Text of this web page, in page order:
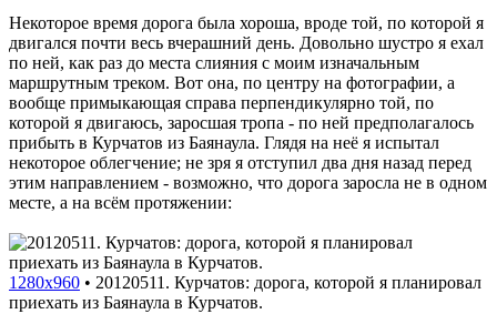
Некоторое время дорога была хороша, вроде той, по которой я
двигался почти весь вчерашний день. Довольно шустро я ехал
по ней, как раз до места слияния с моим изначальным
маршрутным треком. Вот она, по центру на фотографии, а
вообще примыкающая справа перпендикулярно той, по
которой я двигаюсь, заросшая тропа - по ней предполагалось
прибыть в Курчатов из Баянаула. Глядя на неё я испытал
некоторое облегчение; не зря я отступил два дня назад перед
этим направлением - возможно, что дорога заросла не в одном
месте, а на всём протяжении:
1280x960 • 20120511. Курчатов: дорога, которой я планировал
приехать из Баянаула в Курчатов.